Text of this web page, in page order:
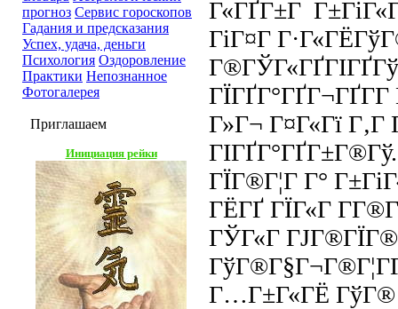
прогноз Сервис гороскопов
Гадания и предсказания
Успех, удача, деньги
Психология Оздоровление
Практики Непознанное
Фотогалерея
Приглашаем
Инициация рейки
Г«ГҐГ±Г
ГіГ¤Г
Г»Г¬ Г¤Г«Гї
ГЇГ®Г¦Г Г°
ГЁГҐ ГЇГ«Г
ГЎГ«Г
Г…Г±Г«ГЁ ГўГ®